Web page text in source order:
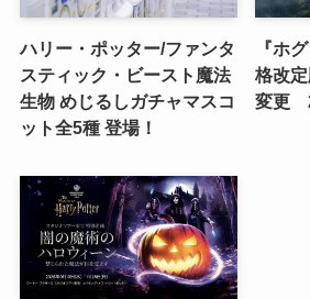
ハリー・ポッター/ファンタ
スティック・ビースト魔法
生物 めじるしガチャマスコ
ット全5種 登場！
『ホ
格改
変更